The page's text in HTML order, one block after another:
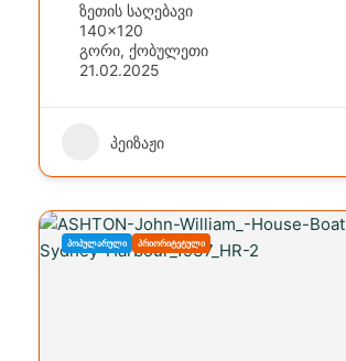
ზეთის საღებავი
140x120
გორი, ქობულეთი
21.02.2025
პეიზაჟი
ᲞᲝᲞᲣᲚᲐᲠᲣᲚᲘ ᲞᲠᲘᲝᲠᲘᲢᲔᲢᲣᲚᲘ